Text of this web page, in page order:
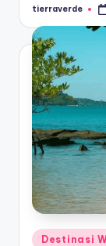
Posted
tierraverde
Posted
Destinasi